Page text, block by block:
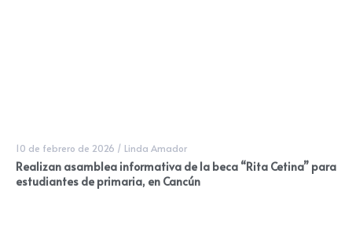
10 de febrero de 2026 / Linda Amador
Realizan asamblea informativa de la beca “Rita Cetina” para
estudiantes de primaria, en Cancún